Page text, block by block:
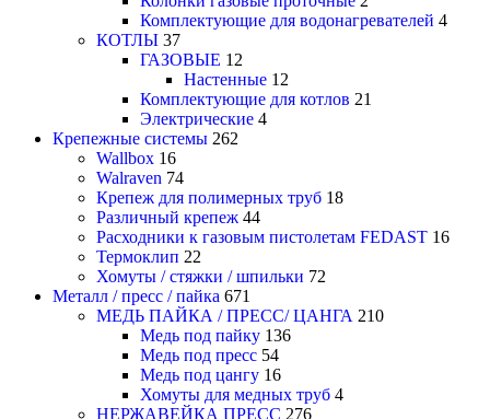
Комплектующие для водонагревателей 4
КОТЛЫ 37
ГАЗОВЫЕ 12
Настенные 12
Комплектующие для котлов 21
Электрические 4
Крепежные системы 262
Wallbox 16
Walraven 74
Крепеж для полимерных труб 18
Различный крепеж 44
Расходники к газовым пистолетам FEDAST 16
Термоклип 22
Хомуты / стяжки / шпильки 72
Металл / пресс / пайка 671
МЕДЬ ПАЙКА / ПРЕСС/ ЦАНГА 210
Медь под пайку 136
Медь под пресс 54
Медь под цангу 16
Хомуты для медных труб 4
НЕРЖАВЕЙКА ПРЕСС 276